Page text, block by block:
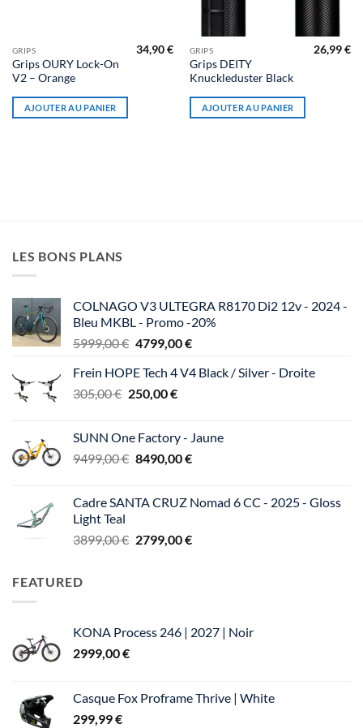
GRIPS
Grips OURY Lock-On
V2 – Orange
34,90€
AJOUTER AU PANIER
GRIPS
Grips DEITY
Knuckleduster Black
26,99€
AJOUTER AU PANIER
LES BONS PLANS
COLNAGO V3 ULTEGRA R8170 Di2 12v - 2024 -
Bleu MKBL - Promo -20%
5999,00€ Le
initial
était :
4799,00€Le
actuel
Frein HOPE Tech 4 V4 Black / Silver - Droite
305,00€ Le
était :
305,00 €.
250,00€Le
est :
250,00 €.
SUNN One Factory - Jaune
9499,00€ Le
était :
8490,00€Le
est :
Cadre SANTA CRUZ Nomad 6 CC - 2025 - Gloss
Light Teal
3899,00€ Le
2799,00€Le
FEATURED
KONA Process 246 | 2027 | Noir
2999,00€
Casque Fox Proframe Thrive | White
299,99€